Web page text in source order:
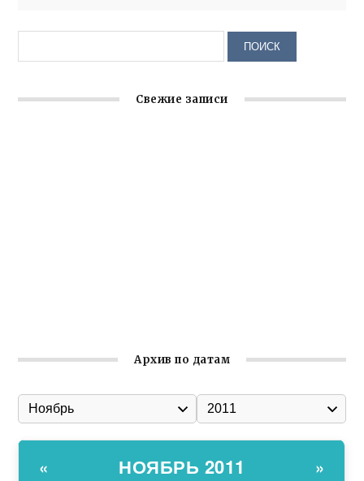
Свежие записи
Архив по датам
« НОЯБРЬ 2011 »